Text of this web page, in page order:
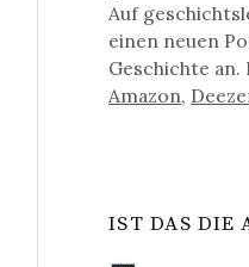
Auf
einen neuen
Geschichte
Amazon,
IST DAS DIE